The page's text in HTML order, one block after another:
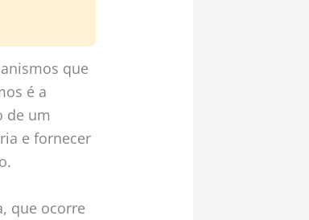
que
é a
de um
e fornecer
que ocorre